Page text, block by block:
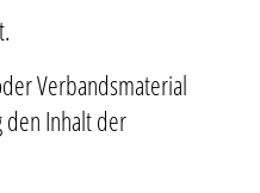
Verbandsmaterial
den Inhalt der
Altmedikamente